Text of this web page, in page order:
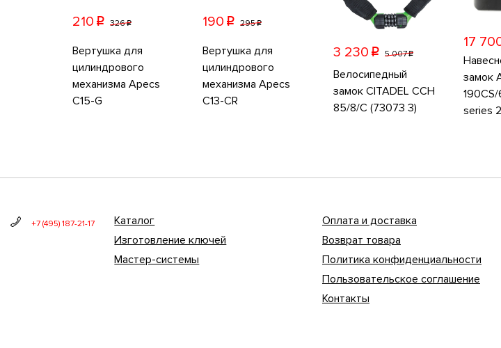
210 p 326p
Вертушка для
цилиндрового
механизма Apecs
C15-G
190 p 295p
Вертушка для
цилиндрового
механизма Apecs
C13-CR
3 230 p 5 007p
Велосипедный
замок CITADEL CCH
85/8/C (73073 3)
17
замок
190CS/
series
+7 (495) 187-21-17
Каталог
Изготовление ключей
Мастер-системы
Оплата и доставка
Возврат товара
Политика конфиденциальности
Пользовательское соглашение
Контакты